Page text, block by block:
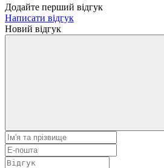
Додайте перший відгук
Написати відгук
Новий відгук